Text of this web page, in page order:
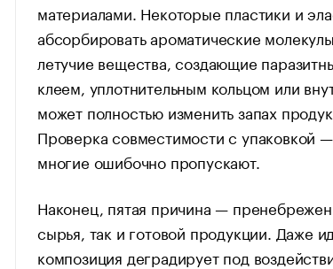
материалами. Некоторые пластики и
абсорбировать ароматические
летучие вещества, создающие
клеем, уплотнительным кольцом или
может полностью изменить запах
Проверка совместимости с упаковкой
многие ошибочно пропускают.
Наконец, пятая причина —
сырья, так и готовой продукции. Даже
композиция деградирует под